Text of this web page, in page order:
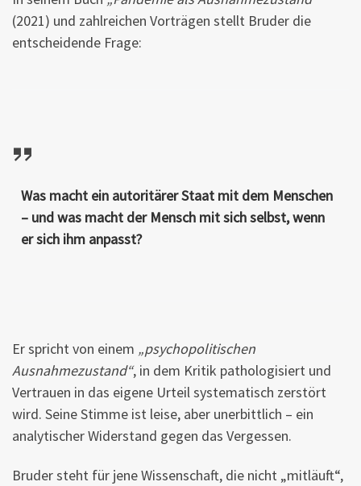
(2021) und zahlreichen Vorträgen stellt Bruder die
entscheidende Frage:
Was macht ein autoritärer Staat mit dem Menschen
– und was macht der Mensch mit sich selbst, wenn
er sich ihm anpasst?
Er spricht von einem „psychopolitischen
Ausnahmezustand“, in dem Kritik pathologisiert und
Vertrauen in das eigene Urteil systematisch zerstört
wird. Seine Stimme ist leise, aber unerbittlich – ein
analytischer Widerstand gegen das Vergessen.
Bruder steht für jene Wissenschaft, die nicht „mitläuft“,